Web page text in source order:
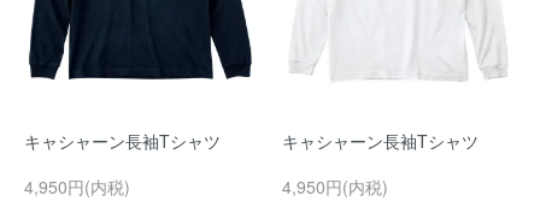
キャシャーン長袖Tシャツ
4,950円(内税)
キャシャーン長袖Tシャツ
4,950円(内税)